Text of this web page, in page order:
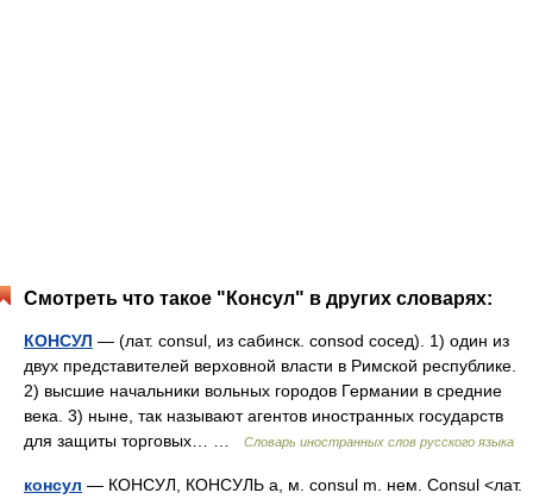
Смотреть что такое "Консул" в других словарях:
КОНСУЛ — (лат. consul, из сабинск. consod сосед). 1) один из
двух представителей верховной власти в Римской республике.
2) высшие начальники вольных городов Германии в средние
века. 3) ныне, так называют агентов иностранных государств
для защиты торговых… …
Словарь иностранных слов русского языка
консул — КОНСУЛ, КОНСУЛЬ а, м. consul m. нем. Consul <лат.